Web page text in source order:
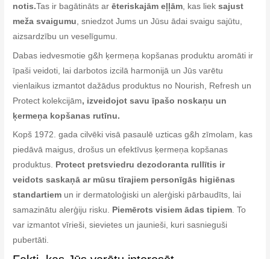
notis.Tas ir bagātināts arēteriskajām eļļām , kas liek sajust
meža svaigumu , sniedzot Jums un Jūsu ādai svaigu sajūtu,
aizsardzību un veselīgumu.
Dabas iedvesmotie g&h ķermeņa kopšanas produktu aromāti ir
īpaši veidoti, lai darbotos izcilā harmonijā un Jūs varētu
vienlaikus izmantot dažādus produktus no Nourish, Refresh un
Protect kolekcijām, izveidojot savu īpašo noskaņu un
ķermeņa kopšanas rutīnu.
Kopš 1972. gada cilvēki visā pasaulē uzticas g&h zīmolam, kas
piedāvā maigus, drošus un efektīvus ķermeņa kopšanas
produktus. Protect pretsviedru dezodoranta rullītis ir
veidots saskaņā ar mūsu tīrajiem personīgās higiēnas
standartiem un ir dermatoloģiski un alerģiski pārbaudīts, lai
samazinātu alerģiju risku. Piemērots visiem ādas tipiem. To
var izmantot vīrieši, sievietes un jaunieši, kuri sasnieguši
pubertāti.